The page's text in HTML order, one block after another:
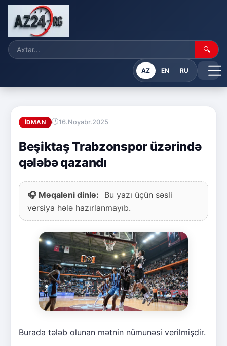
🔍
AZ EN RU
İDMAN 16.Noyabr.2025
Beşiktaş Trabzonspor üzərində
qələbə qazandı
🎧 Məqaləni dinlə:
Bu yazı üçün səsli
versiya hələ hazırlanmayıb.
Burada tələb olunan mətnin nümunəsi verilmişdir.